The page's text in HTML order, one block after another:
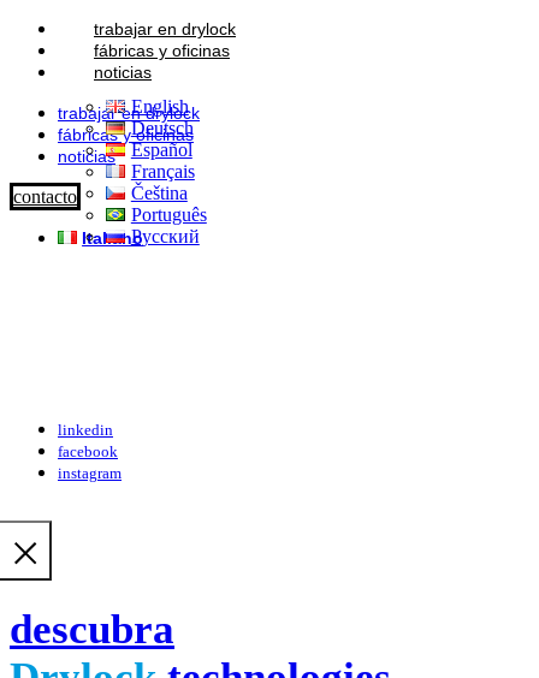
trabajar en drylock
fábricas y oficinas
noticias
trabajar en drylock
fábricas y oficinas
noticias
contacto
Italiano
English
Deutsch
Español
Français
Čeština
Português
Русский
linkedin
facebook
instagram
descubra